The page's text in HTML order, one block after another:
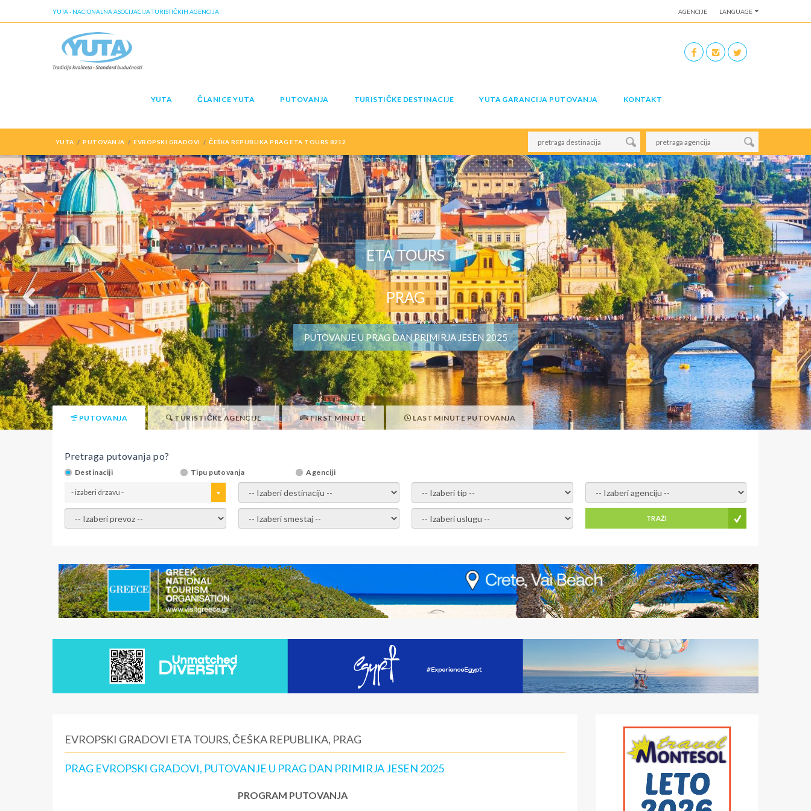
AGENCIJE LANGUAGE
YUTA - NACIONALNA ASOCIJACIJA TURISTIČKIH AGENCIJA
YUTA ČLANICE YUTA PUTOVANJA TURISTIČKE DESTINACIJE YUTA GARANCIJA PUTOVANJA KONTAKT
YUTA PUTOVANJA EVROPSKI GRADOVI ČEŠKA REPUBLIKA PRAG ETA TOURS 8212
ETA TOURS
PRAG
PUTOVANJE U PRAG DAN PRIMIRJA JESEN 2025
PUTOVANJA TURISTIČKE AGENCIJE FIRST MINUTE LAST MINUTE PUTOVANJA
Pretraga putovanja po?
Destinaciji Tipu putovanja Agenciji
- izaberi drzavu - - izaberi destinaciju - - izaberi tip - - izaberi agenciju -
- izaberi prevoz - - Izaberite smestaj - - Izaberite uslugu - TRAŽI
EVROPSKI GRADOVI ETA TOURS, ČEŠKA REPUBLIKA, PRAG
PRAG EVROPSKI GRADOVI, PUTOVANJE U PRAG DAN PRIMIRJA JESEN 2025
PROGRAM PUTOVANJA